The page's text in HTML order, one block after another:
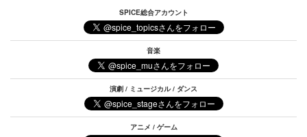
SPICE総合アカウント
音楽
演劇 / ミュージカル / ダンス
アニメ / ゲーム